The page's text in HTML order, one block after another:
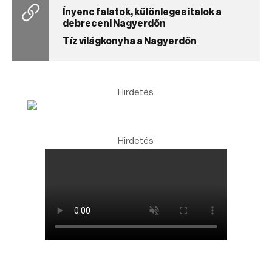
Ínyenc falatok, különleges italok a
debreceni Nagyerdőn
Tíz világkonyha a Nagyerdőn
Hirdetés
Hirdetés